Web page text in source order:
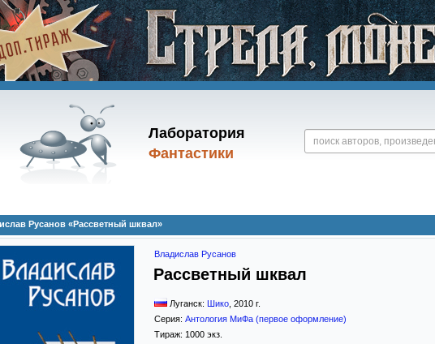
Лаборатория
Фантастики
Русанов «Рассветный шквал»
Владислав Русанов
Рассветный шквал
Луганск: Шико 2010 г.
Серия: Антология МиФа (первое оформление)
Тираж: 1000 экз.